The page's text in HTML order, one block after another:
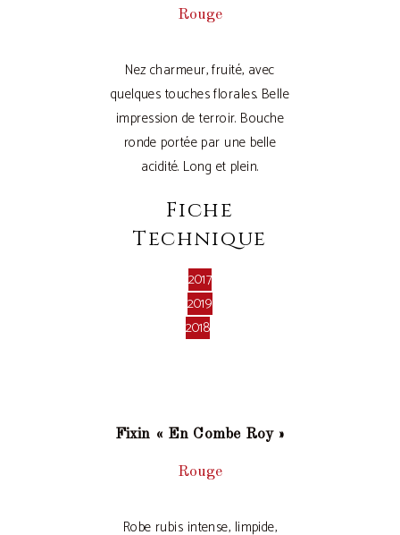
Rouge
Nez charmeur, fruité, avec
quelques touches florales. Belle
impression de terroir. Bouche
ronde portée par une belle
acidité. Long et plein.
Fiche
Technique
2017
2019
2018
Fixin « En Combe Roy »
Rouge
Robe rubis intense, limpide,